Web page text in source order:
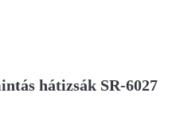
hátizsák SR-6027